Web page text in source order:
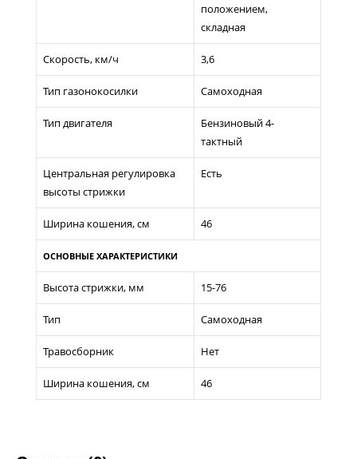
положением,
складная
Скорость, км/ч 3,6
Тип газонокосилки Самоходная
Тип двигателя
Бензиновый 4-
тактный
Центральная регулировка
высоты стрижки
Есть
Ширина кошения, см 46
ОСНОВНЫЕ ХАРАКТЕРИСТИКИ
Высота стрижки, мм 15-76
Тип Самоходная
Травосборник Нет
Ширина кошения, см 46